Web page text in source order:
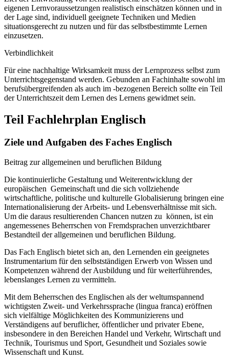
eigenen Lernvoraussetzungen realistisch einschätzen können und in
der Lage sind, individuell geeignete Techniken und Medien
situationsgerecht zu nutzen und für das selbstbestimmte Lernen
einzusetzen.
Verbindlichkeit
Für eine nachhaltige Wirksamkeit muss der Lernprozess selbst zum
Unterrichtsgegenstand werden. Gebunden an Fachinhalte sowohl im
berufsübergreifenden als auch im -bezogenen Bereich sollte ein Teil
der Unterrichtszeit dem Lernen des Lernens gewidmet sein.
Teil Fachlehrplan Englisch
Ziele und Aufgaben des Faches Englisch
Beitrag zur allgemeinen und beruflichen Bildung
Die kontinuierliche Gestaltung und Weiterentwicklung der
europäischen Gemeinschaft und die sich vollziehende
wirtschaftliche, politische und kulturelle Globalisierung bringen eine
Internationalisierung der Arbeits- und Lebensverhältnisse mit sich.
Um die daraus resultierenden Chancen nutzen zu können, ist ein
angemessenes Beherrschen von Fremdsprachen unverzichtbarer
Bestandteil der allgemeinen und beruflichen Bildung.
Das Fach Englisch bietet sich an, den Lernenden ein geeignetes
Instrumentarium für den selbstständigen Erwerb von Wissen und
Kompetenzen während der Ausbildung und für weiterführendes,
lebenslanges Lernen zu vermitteln.
Mit dem Beherrschen des Englischen als der weltumspannend
wichtigsten Zweit- und Verkehrssprache (lingua franca) eröffnen
sich vielfältige Möglichkeiten des Kommunizierens und
Verständigens auf beruflicher, öffentlicher und privater Ebene,
insbesondere in den Bereichen Handel und Verkehr, Wirtschaft und
Technik, Tourismus und Sport, Gesundheit und Soziales sowie
Wissenschaft und Kunst.